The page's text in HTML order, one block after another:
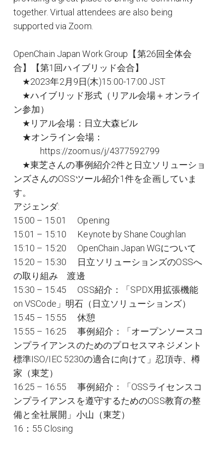
together. Virtual attendees are also being
supported via Zoom.
OpenChain Japan Work Group【第26回全体会
合】【第1回ハイブリッド会合】
★2023年2月9日(木)15:00-17:00 JST
★ハイブリッド形式（リアル会場＋オンライ
ン参加）
★リアル会場：日立大森ビル
★オンライン会場：
https://zoom.us/j/4377592799
★東芝さんの事例紹介2件と日立ソリューショ
ンズさんのOSSツール紹介1件を企画していま
す。
アジェンダ:
15:00 – 15:01 Opening
15:01 – 15:10 Keynote by Shane Coughlan
15:10 – 15:20 OpenChain Japan WGについて
15:20 – 15:30 日立ソリューションズのOSSへ
の取り組み 渡邊
15:30 – 15:45 OSS紹介：「SPDX用拡張機能
on VSCode」明石（日立ソリューションズ）
15:45 – 15:55 休憩
15:55 – 16:25 事例紹介：「オープンソースコ
ンプライアンスのためのプロセスマネジメント
標準ISO/IEC 5230の適合に向けて」忍頂寺、樽
家（東芝）
16:25 – 16:55 事例紹介：「OSSライセンスコ
ンプライアンスを遵守するためのOSS教育の整
備と全社展開」小山（東芝）
16：55 Closing